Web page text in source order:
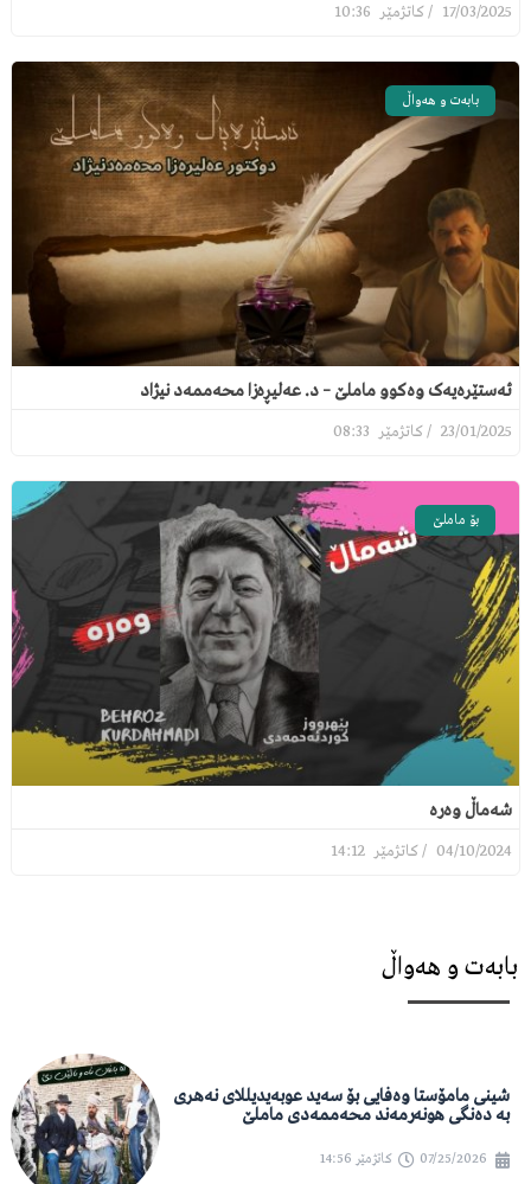
17/03/2025
بابەت و هەواڵ
ئەستێرەیەک وەکوو ماملێ – د. عەلیڕەزا محەممەد نیژاد
23/01/2025
بۆ ماملێ
شەماڵ وەرە
04/10/2024
بابەت و هەواڵ
شینی مامۆستا وەفایی بۆ سەید عوبەیدیللای نەهری
بە دەنگی هونەرمەند محەممەدی ماملێ
07/25/2026 کاتژمێر 14:56